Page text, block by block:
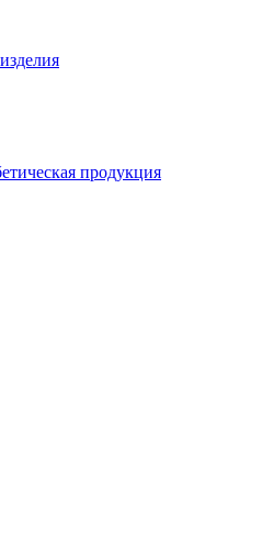
продукция